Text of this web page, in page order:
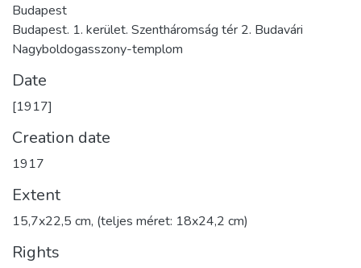
Budapest
Budapest. 1. kerület. Szentháromság tér 2. Budavári
Nagyboldogasszony-templom
Date
[1917]
Creation date
1917
Extent
15,7x22,5 cm, (teljes méret: 18x24,2 cm)
Rights